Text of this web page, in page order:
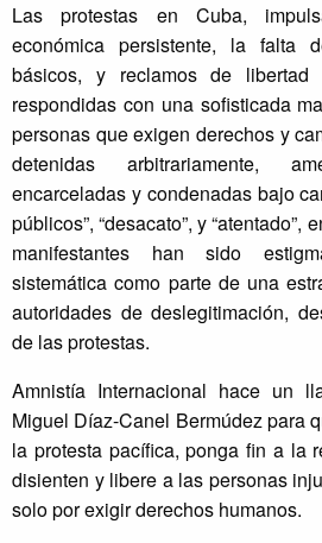
Las protestas en Cuba,
económica persistente, la falta
básicos, y reclamos de
respondidas con una sofisticada
personas que exigen derechos y
detenidas arbitrariamente,
encarceladas y condenadas bajo
públicos”, “desacato”, y “atentado”,
manifestantes han sido
sistemática como parte de una
autoridades de deslegitimación,
de las protestas.
Amnistía Internacional hace un
Miguel Díaz-Canel Bermúdez para
la protesta pacífica, ponga fin a la
disienten y libere a las personas
solo por exigir derechos humanos.